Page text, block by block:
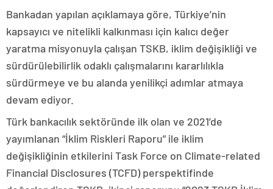
Bankadan yapılan açıklamaya göre, Türkiye’nin
kapsayıcı ve nitelikli kalkınması için kalıcı değer
yaratma misyonuyla çalışan TSKB, iklim değişikliği ve
sürdürülebilirlik odaklı çalışmalarını kararlılıkla
sürdürmeye ve bu alanda yenilikçi adımlar atmaya
devam ediyor.
Türk bankacılık sektöründe ilk olan ve 2021’de
yayımlanan “İklim Riskleri Raporu” ile iklim
değişikliğinin etkilerini Task Force on Climate-related
Financial Disclosures (TCFD) perspektifinde